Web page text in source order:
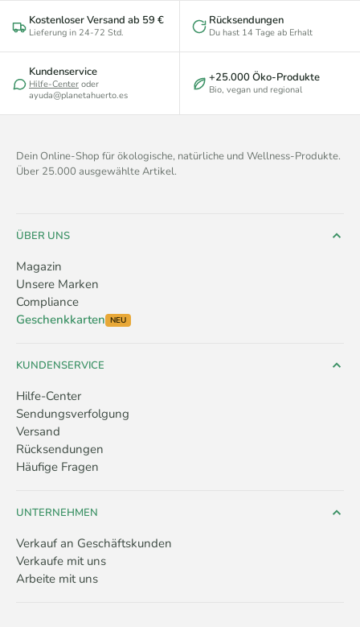
Kostenloser Versand ab 59 €
Lieferung in 24-72 Std.
Rücksendungen
Du hast 14 Tage ab Erhalt
Kundenservice
Hilfe-Center oder
ayuda@planetahuerto.es
+25.000 Öko-Produkte
Bio, vegan und regional
Dein Online-Shop für ökologische, natürliche und Wellness-Produkte.
Über 25.000 ausgewählte Artikel.
ÜBER UNS
Magazin
Unsere Marken
Compliance
Geschenkkarten NEU
KUNDENSERVICE
Hilfe-Center
Sendungsverfolgung
Versand
Rücksendungen
Häufige Fragen
UNTERNEHMEN
Verkauf an Geschäftskunden
Verkaufe mit uns
Arbeite mit uns